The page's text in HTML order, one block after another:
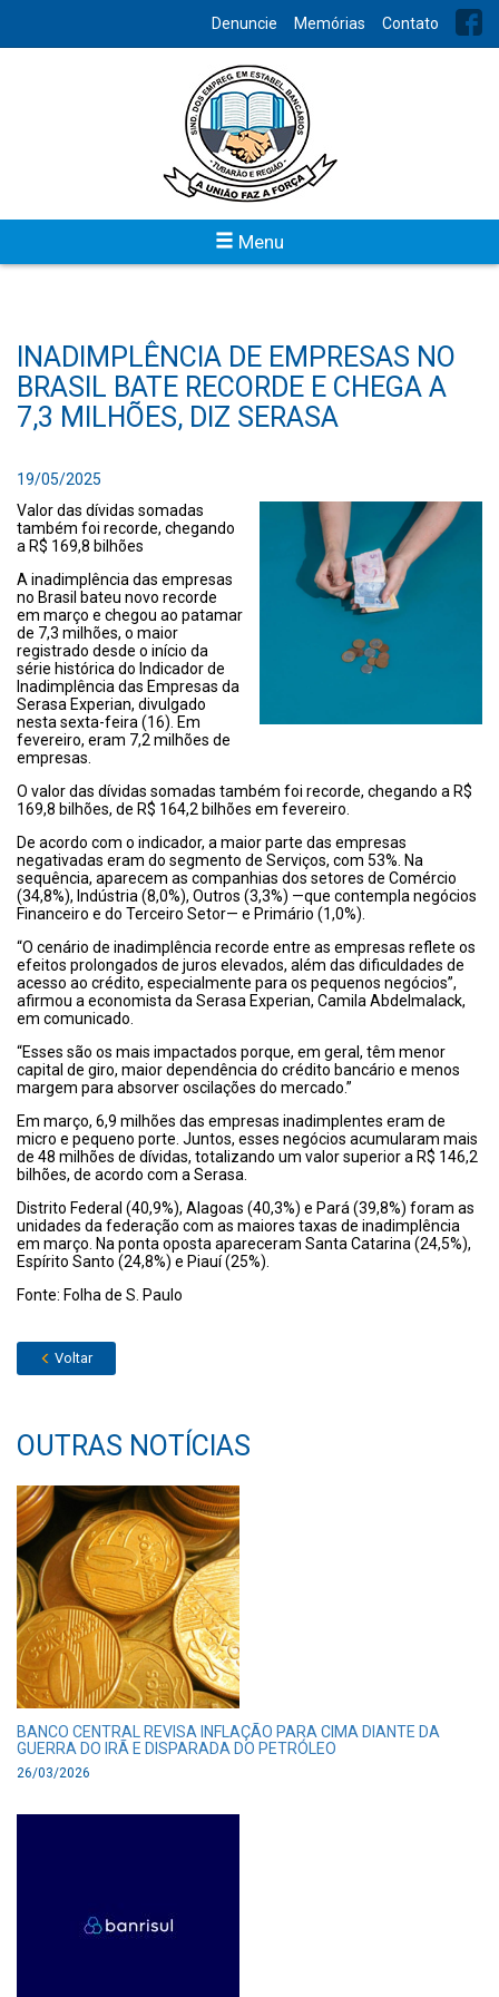
Denuncie Memórias Contato
Menu
INADIMPLÊNCIA DE EMPRESAS NO
BRASIL BATE RECORDE E CHEGA A
7,3 MILHÕES, DIZ SERASA
19/05/2025
Valor das dívidas somadas
também foi recorde, chegando
a R$ 169,8 bilhões
A inadimplência das empresas
no Brasil bateu novo recorde
em março e chegou ao patamar
de 7,3 milhões, o maior
registrado desde o início da
série histórica do Indicador de
Inadimplência das Empresas da
Serasa Experian, divulgado
nesta sexta-feira (16). Em
fevereiro, eram 7,2 milhões de
empresas.
O valor das dívidas somadas também foi recorde, chegando a R$
169,8 bilhões, de R$ 164,2 bilhões em fevereiro.
De acordo com o indicador, a maior parte das empresas
negativadas eram do segmento de Serviços, com 53%. Na
sequência, aparecem as companhias dos setores de Comércio
(34,8%), Indústria (8,0%), Outros (3,3%) —que contempla negócios
Financeiro e do Terceiro Setor— e Primário (1,0%).
“O cenário de inadimplência recorde entre as empresas reflete os
efeitos prolongados de juros elevados, além das dificuldades de
acesso ao crédito, especialmente para os pequenos negócios”,
afirmou a economista da Serasa Experian, Camila Abdelmalack,
em comunicado.
“Esses são os mais impactados porque, em geral, têm menor
capital de giro, maior dependência do crédito bancário e menos
margem para absorver oscilações do mercado.”
Em março, 6,9 milhões das empresas inadimplentes eram de
micro e pequeno porte. Juntos, esses negócios acumularam mais
de 48 milhões de dívidas, totalizando um valor superior a R$ 146,2
bilhões, de acordo com a Serasa.
Distrito Federal (40,9%), Alagoas (40,3%) e Pará (39,8%) foram as
unidades da federação com as maiores taxas de inadimplência
em março. Na ponta oposta apareceram Santa Catarina (24,5%),
Espírito Santo (24,8%) e Piauí (25%).
Fonte: Folha de S. Paulo
Voltar
OUTRAS NOTÍCIAS
BANCO CENTRAL REVISA INFLAÇÃO PARA CIMA DIANTE DA
GUERRA DO IRÃ E DISPARADA DO PETRÓLEO
26/03/2026